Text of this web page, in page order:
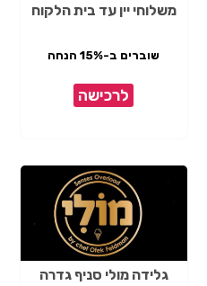
משלוחי יין עד בית הלקוח
שוברים ב-15% הנחה
לרכישה
גלידה מולי סניף גדרה